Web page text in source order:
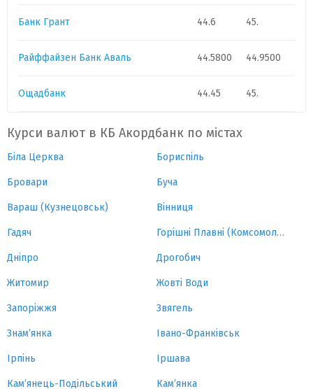
Банк Грант 44.6 45.
Райффайзен Банк Аваль 44.5800 44.9500
Ощадбанк 44.45 45.
Курси валют в КБ Акордбанк по містах
Біла Церква Бориспіль
Бровари Буча
Вараш (Кузнецовськ) Вінниця
Гадяч Горішні Плавні (Комсомольськ)
Дніпро Дрогобич
Житомир Жовті Води
Запоріжжя Звягель
Знам’янка Івано-Франківськ
Ірпінь Іршава
Кам’янець-Подільський Кам’янка